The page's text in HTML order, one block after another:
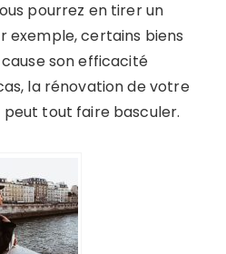
pourrez en tirer un
exemple, certains biens
son efficacité
la rénovation de votre
tout faire basculer.